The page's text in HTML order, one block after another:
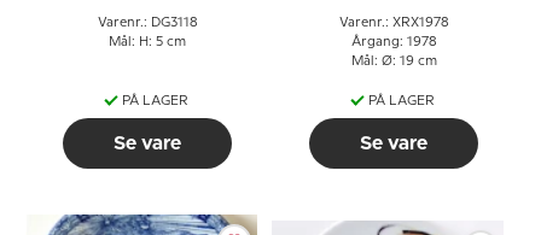
Varenr.: DG3118
Mål: H: 5 cm
PÅ LAGER
Se vare
Varenr.: XRX1978
Årgang: 1978
Mål: Ø: 19 cm
PÅ LAGER
Se vare